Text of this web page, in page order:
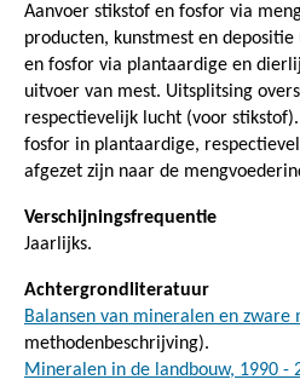
Aanvoer stikstof en fosfor via
producten, kunstmest en
en fosfor via plantaardige en
uitvoer van mest. Uitsplitsing
respectievelijk lucht (voor
fosfor in plantaardige,
afgezet zijn naar de
Verschijningsfrequentie
Jaarlijks.
Achtergrondliteratuur
Balansen van mineralen en zware
methodenbeschrijving).
Mineralen in de landbouw, 1990 -